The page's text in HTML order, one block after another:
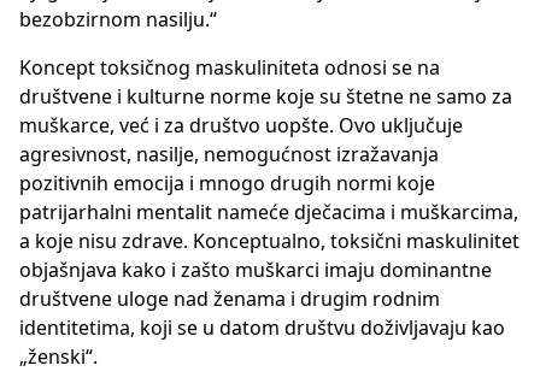
bezobzirnom nasilju.“
Koncept toksičnog maskuliniteta odnosi se na
društvene i kulturne norme koje su štetne ne samo za
muškarce, već i za društvo uopšte. Ovo uključuje
agresivnost, nasilje, nemogućnost izražavanja
pozitivnih emocija i mnogo drugih normi koje
patrijarhalni mentalit nameće dječacima i muškarcima,
a koje nisu zdrave. Konceptualno, toksični maskulinitet
objašnjava kako i zašto muškarci imaju dominantne
društvene uloge nad ženama i drugim rodnim
identitetima, koji se u datom društvu doživljavaju kao
„ženski“.